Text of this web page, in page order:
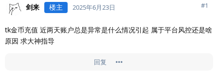
剑来 楼主 2025年6月23日 #1
tk金币充值 近两天账户总是异常是什么情况引起 属于平台风控还是啥
原因 求大神指导
回复